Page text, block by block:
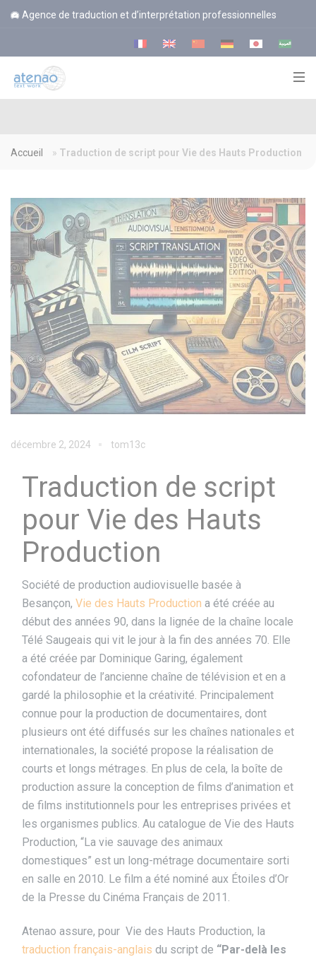
Agence de traduction et d’interprétation professionnelles
Accueil » Traduction de script pour Vie des Hauts Production
décembre 2, 2024 tom13c
Traduction de script
pour Vie des Hauts
Production
Société de production audiovisuelle basée à
Besançon, Vie des Hauts Production a été créée au
début des années 90, dans la lignée de la chaîne locale
Télé Saugeais qui vit le jour à la fin des années 70. Elle
a été créée par Dominique Garing, également
cofondateur de l’ancienne chaîne de télévision et en a
gardé la philosophie et la créativité. Principalement
connue pour la production de documentaires, dont
plusieurs ont été diffusés sur les chaînes nationales et
internationales, la société propose la réalisation de
courts et longs métrages. En plus de cela, la boîte de
production assure la conception de films d’animation et
de films institutionnels pour les entreprises privées et
les organismes publics. Au catalogue de Vie des Hauts
Production, “La vie sauvage des animaux
domestiques” est un long-métrage documentaire sorti
en salle en 2010. Le film a été nominé aux Étoiles d’Or
de la Presse du Cinéma Français de 2011.
Atenao assure, pour Vie des Hauts Production, la
traduction français-anglais du script de “Par-delà les
Panneau de gestion des cookies